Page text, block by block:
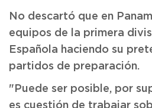
No descartó que en
equipos de la primera
Española haciendo su
partidos de preparación.
"Puede ser posible, por
es cuestión de trabajar